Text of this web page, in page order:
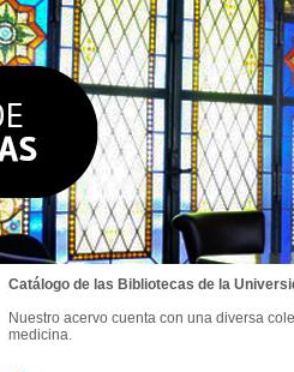
Catálogo de las Bibliotecas de la
Nuestro acervo cuenta con una diversa
medicina.